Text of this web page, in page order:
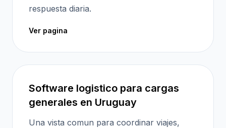
respuesta diaria.
Ver pagina
Software logistico para cargas
generales en Uruguay
Una vista comun para coordinar viajes,